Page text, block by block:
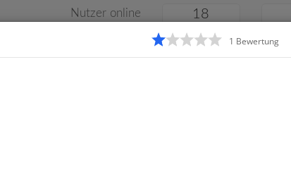
Nutzer online 18
1 Bewertung